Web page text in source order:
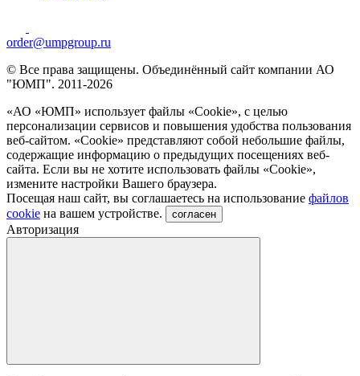
order@umpgroup.ru
© Все права защищены. Объединённый сайт компании АО
"ЮМП". 2011-2026
«АО «ЮМП» использует файлы «Сookie», с целью
персонализации сервисов и повышения удобства пользования
веб-сайтом. «Cookie» представляют собой небольшие файлы,
содержащие информацию о предыдущих посещениях веб-
сайта. Если вы не хотите использовать файлы «Сookie»,
измените настройки Вашего браузера.
Посещая наш сайт, вы соглашаетесь на использование файлов
cookie на вашем устройстве. согласен
Авторизация